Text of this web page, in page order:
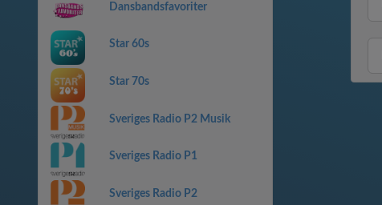
Dansbandsfavoriter
Star 60s
Star 70s
Sveriges Radio P2 Musik
Sveriges Radio P1
Sveriges Radio P2